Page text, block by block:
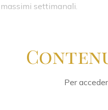
massimi settimanali.
Per